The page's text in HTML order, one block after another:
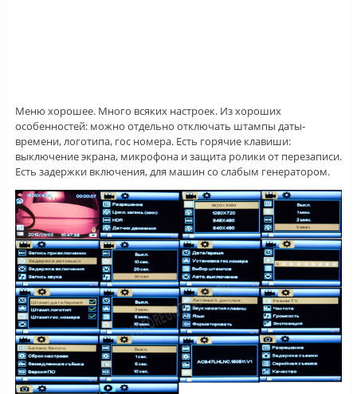
Меню хорошее. Много всяких настроек. Из хороших
особенностей: можно отдельно отключать штампы даты-
времени, логотипа, гос номера. Есть горячие клавиши:
выключение экрана, микрофона и защита ролики от перезаписи.
Есть задержки включения, для машин со слабым генератором.